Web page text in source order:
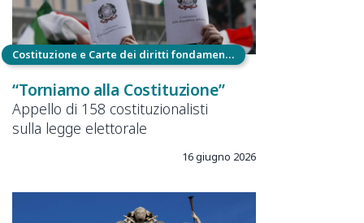
Costituzione e Carte dei diritti fondamentali
“Torniamo alla Costituzione”
Appello di 158 costituzionalisti
sulla legge elettorale
16 giugno 2026